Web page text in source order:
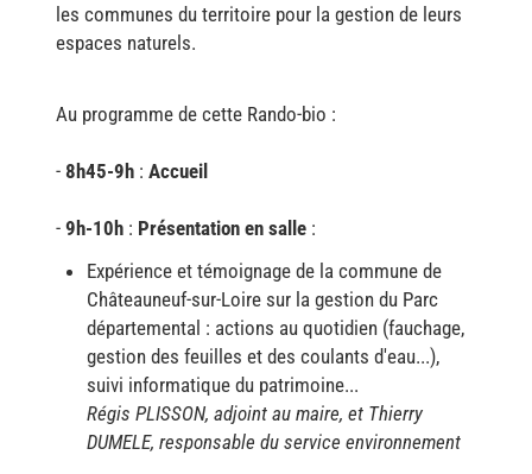
les communes du territoire pour la gestion de leurs
espaces naturels.
Au programme de cette Rando-bio :
- 8h45-9h : Accueil
- 9h-10h : Présentation en salle :
Expérience et témoignage de la commune de
Châteauneuf-sur-Loire sur la gestion du Parc
départemental : actions au quotidien (fauchage,
gestion des feuilles et des coulants d'eau...),
suivi informatique du patrimoine...
Régis PLISSON, adjoint au maire, et Thierry
DUMELE, responsable du service environnement